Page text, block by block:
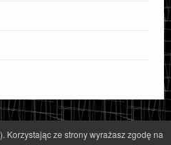
Korzystając ze strony wyrażasz zgodę na